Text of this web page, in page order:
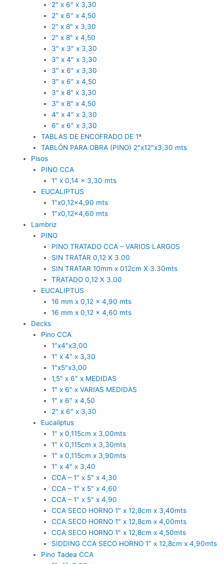
2″ x 6″ x 3,30
2″ x 6″ x 4,50
2″ x 8″ x 3,30
2″ x 8″ x 4,50
3″ x 3″ x 3,30
3″ x 4″ x 3,30
3″ x 6″ x 3,30
3″ x 6″ x 4,50
3″ x 8″ x 3,30
3″ x 8″ x 4,50
4″ x 4″ x 3,30
6″ x 6″ x 3,30
TABLAS DE ENCOFRADO DE 1ª
TABLÓN PARA OBRA (PINO) 2″x12″x3,30 mts
Pisos
PINO CCA
1″ x 0,14 x 3,30 mts
EUCALIPTUS
1″x0,12×4,90 mts
1″x0,12×4,60 mts
Lambriz
PINO
PINO TRATADO CCA – VARIOS LARGOS
SIN TRATAR 0,12 X 3.00
SIN TRATAR 10mm x 012cm X 3.30mts
TRATADO 0,12 X 3.00
EUCALIPTUS
16 mm x 0,12 x 4,90 mts
16 mm x 0,12 x 4,60 mts
Decks
Pino CCA
1″x4″x3,00
1″ x 4″ x 3,30
1″x5″x3,00
1,5″ x 6″ x MEDIDAS
1″ x 6″ x VARIAS MEDIDAS
1″ x 6″ x 4,50
2″ x 6″ x 3,30
Eucaliptus
1″ x 0,115cm x 3,00mts
1″ x 0,115cm x 3,30mts
1″ x 0,115cm x 3,90mts
1″ x 4″ x 3,40
CCA – 1″ x 5″ x 4,30
CCA – 1″ x 5″ x 4,60
CCA – 1″ x 5″ x 4,90
CCA SECO HORNO 1″ x 12,8cm x 3,40mts
CCA SECO HORNO 1″ x 12,8cm x 4,00mts
CCA SECO HORNO 1″ x 12,8cm x 4,50mts
SIDDING CCA SECO HORNO 1″ x 12,8cm x 4,90mts
Pino Tadea CCA